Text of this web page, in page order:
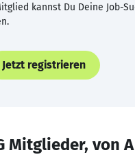
kannst Du Deine Job-
Jetzt registrieren
Mitglieder, von